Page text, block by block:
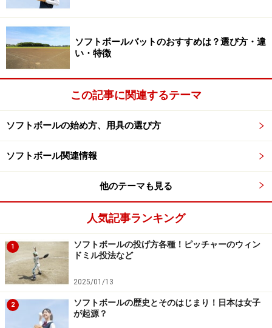
＜女子日本リーグ＞
1968年に開始され、1部は12チーム参加の2回総当りで実
施され、上位4チームが決勝ラウンドに進出することが
できます。2005年までは3部リーグ構成で行われていま
言われる、“アドバンスセレクション”と“ホープセレクシ
ョン”という方法で実施されています。決勝ラウンドの会
場は、近年はわかさスタジアム京都で開催されていま
す。
＜男子日本リーグ＞
男子リーグは、女子よりも少し遅い1972年に開始されま
した。従来は1部リーグと2部リーグの構成で行われてい
ましたが、2004年から17チームを東西に分けて実施され
るようになっています。具体的には、東日本ブロック8
チーム、西日本ブロック9チームでの予選大会（2回の総
ソフトボールバットのおすすめは？選び方・違
い・特徴
この記事に関連するテーマ
ソフトボールの始め方、用具の選び方
ソフトボール関連情報
他のテーマも見る
人気記事ランキング
1
ソフトボールの投げ方各種！ピッチャーのウィン
ドミル投法など
2025/01/13
2
ソフトボールの歴史とそのはじまり！日本は女子
が起源？